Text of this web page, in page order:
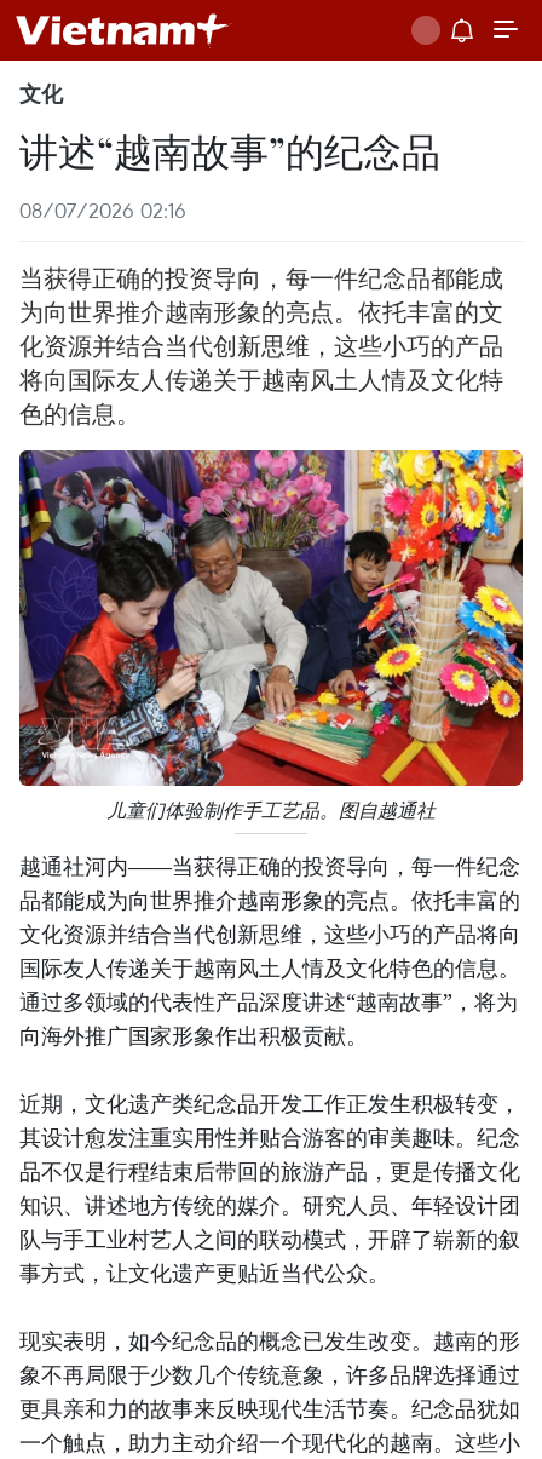
文化
讲述“越南故事”的纪念品
08/07/2026 02:16
当获得正确的投资导向，每一件纪念品都能成
为向世界推介越南形象的亮点。依托丰富的文
化资源并结合当代创新思维，这些小巧的产品
将向国际友人传递关于越南风土人情及文化特
色的信息。
儿童们体验制作手工艺品。图自越通社
越通社河内——当获得正确的投资导向，每一件纪念
品都能成为向世界推介越南形象的亮点。依托丰富的
文化资源并结合当代创新思维，这些小巧的产品将向
国际友人传递关于越南风土人情及文化特色的信息。
通过多领域的代表性产品深度讲述“越南故事”，将为
向海外推广国家形象作出积极贡献。
近期，文化遗产类纪念品开发工作正发生积极转变，
其设计愈发注重实用性并贴合游客的审美趣味。纪念
品不仅是行程结束后带回的旅游产品，更是传播文化
知识、讲述地方传统的媒介。研究人员、年轻设计团
队与手工业村艺人之间的联动模式，开辟了崭新的叙
事方式，让文化遗产更贴近当代公众。
现实表明，如今纪念品的概念已发生改变。越南的形
象不再局限于少数几个传统意象，许多品牌选择通过
更具亲和力的故事来反映现代生活节奏。纪念品犹如
一个触点，助力主动介绍一个现代化的越南。这些小